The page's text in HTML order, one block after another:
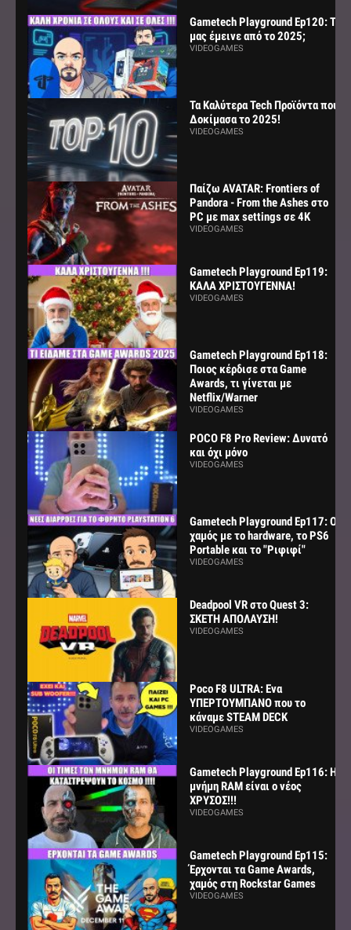
Gametech Playground Ep120: Τι
μας έμεινε από το 2025;
VIDEOGAMES
Τα Καλύτερα Tech Προϊόντα που
Δοκίμασα το 2025!
VIDEOGAMES
Παίζω AVATAR: Frontiers of
Pandora - From the Ashes στο
PC με max settings σε 4K
VIDEOGAMES
Gametech Playground Ep119:
ΚΑΛΑ ΧΡΙΣΤΟΥΓΕΝΝΑ!
VIDEOGAMES
Gametech Playground Ep118:
Ποιος κέρδισε στα Game
Awards, τι γίνεται με
Netflix/Warner
VIDEOGAMES
POCO F8 Pro Review: Δυνατό
και όχι μόνο
VIDEOGAMES
Gametech Playground Ep117: Ο
χαμός με το hardware, το PS6
Portable και το "Ριφιφί"
VIDEOGAMES
Deadpool VR στο Quest 3:
ΣΚΕΤΗ ΑΠΟΛΑΥΣΗ!
VIDEOGAMES
Poco F8 ULTRA: Ενα
ΥΠΕΡΤΟΥΜΠΑΝΟ που το
κάναμε STEAM DECK
VIDEOGAMES
Gametech Playground Ep116: Η
μνήμη RAM είναι ο νέος
ΧΡΥΣΟΣ!!!
VIDEOGAMES
Gametech Playground Ep115:
Έρχονται τα Game Awards,
χαμός στη Rockstar Games
VIDEOGAMES